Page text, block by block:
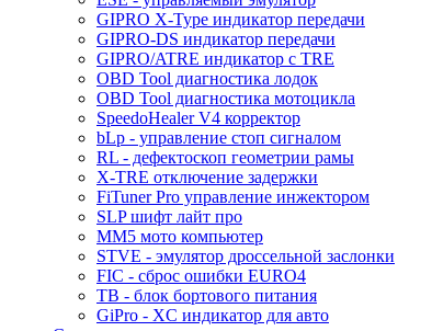
GIPRO X-Type индикатор передачи
GIPRO-DS индикатор передачи
GIPRO/ATRE индикатор с TRE
OBD Tool диагностика лодок
OBD Tool диагностика мотоцикла
SpeedoHealer V4 корректор
bLp - управление стоп сигналом
RL - дефектоскоп геометрии рамы
X-TRE отключение задержки
FiTuner Pro управление инжектором
SLP шифт лайт про
MM5 мото компьютер
STVE - эмулятор дроссельной заслонки
FIC - сброс ошибки EURO4
TB - блок бортового питания
GiPro - XC индикатор для авто